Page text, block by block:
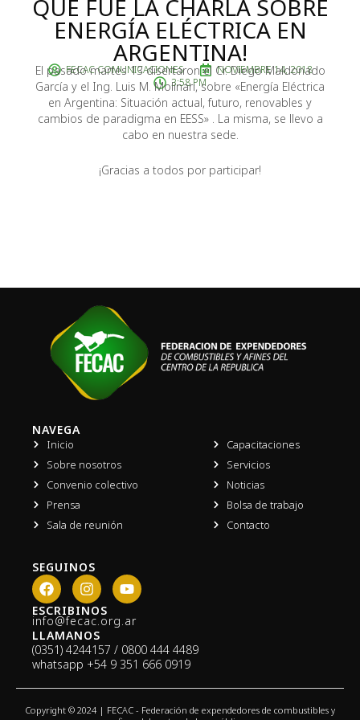
QUE FUE LA CHARLA SOBRE
ENERGÍA ELÉCTRICA EN
ARGENTINA!
FECAC COMUNICACIONES
NOVIEMBRE 14, 2018
3:58 PM
El pasado martes 13 disertaron el Cr. Diego Maldonado
García y el Ing. Luis M. Molinari, sobre «Energía Eléctrica
en Argentina: Situación actual, futuro, renovables y
cambios de paradigma en EESS» . La misma, se llevo a
cabo en nuestra sede.
¡Gracias a todos por participar!
NAVEGA
Inicio
Sobre nosotros
Convenio colectivo
Prensa
Sala de reunión
Capacitaciones
Servicios
Noticias
Bolsa de trabajo
Contacto
SEGUINOS
F
a
c
e
b
o
o
I
n
s
t
a
g
r
Y
o
u
t
b
e
ESCRIBINOS
info@fecac.org.ar
LLAMANOS
(0351) 4244157 / 0800 444 4489
whatsapp +54 9 351 666 0919
Copyright © 2024 | FECAC - Federación de expendedores de combustibles y